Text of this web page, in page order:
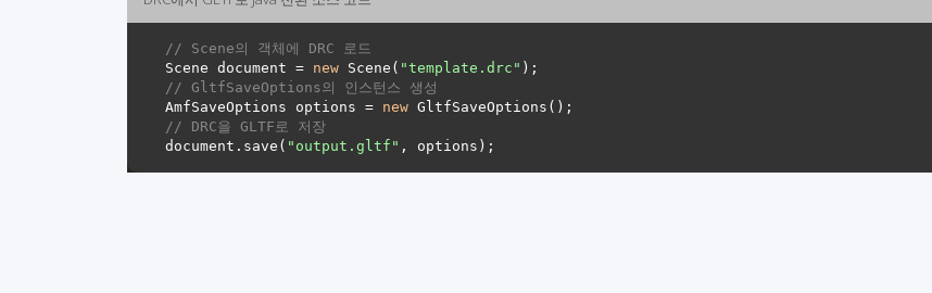
// Scene의 객체에 DRC 로드
Scene document = new Scene( "template.drc"
// GltfSaveOptions의 인스턴스 생성
AmfSaveOptions options = new
// DRC을 GLTF로 저장
document.save( "output.gltf"